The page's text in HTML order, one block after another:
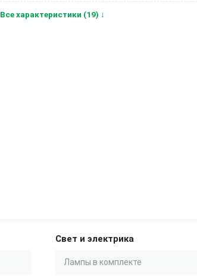
Все характеристики (19) ↓
Свет и электрика
Лампы в комплекте